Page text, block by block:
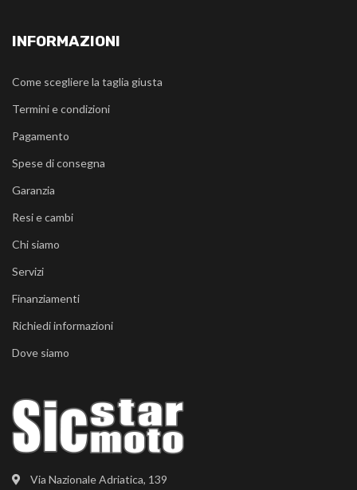
Via Nazionale Adriatica, 139
INFORMAZIONI
Come scegliere la taglia giusta
Termini e condizioni
Pagamento
Spese di consegna
Garanzia
Resi e cambi
Chi siamo
Servizi
Finanziamenti
Richiedi informazioni
Dove siamo